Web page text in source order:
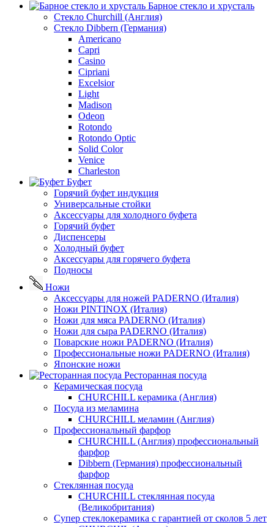
Барное стекло и хрусталь
Стекло Churchill (Англия)
Стекло Dibbern (Германия)
Americano
Capri
Casino
Cipriani
Excelsior
Light
Madison
Odeon
Rotondo
Rotondo Optic
Solid Color
Venice
Сharleston
Буфет
Горячий буфет индукция
Универсальные стойки
Аксессуары для холодного буфета
Горячий буфет
Диспенсеры
Холодный буфет
Аксессуары для горячего буфета
Подносы
Ножи
Аксессуары для ножей PADERNO (Италия)
Ножи PINTINOX (Италия)
Ножи для мяса PADERNO (Италия)
Ножи для сыра PADERNO (Италия)
Поварские ножи PADERNO (Италия)
Профессиональные ножи PADERNO (Италия)
Японские ножи
Ресторанная посуда
Керамическая посуда
CHURCHILL керамика (Англия)
Посуда из меламина
CHURCHILL меламин (Англия)
Профессиональный фарфор
CHURCHILL (Англия) профессиональный
фарфор
Dibbern (Германия) профессиональный
фарфор
Стеклянная посуда
CHURCHILL стеклянная посуда
(Великобритания)
Супер стеклокерамика с гарантией от сколов 5 лет